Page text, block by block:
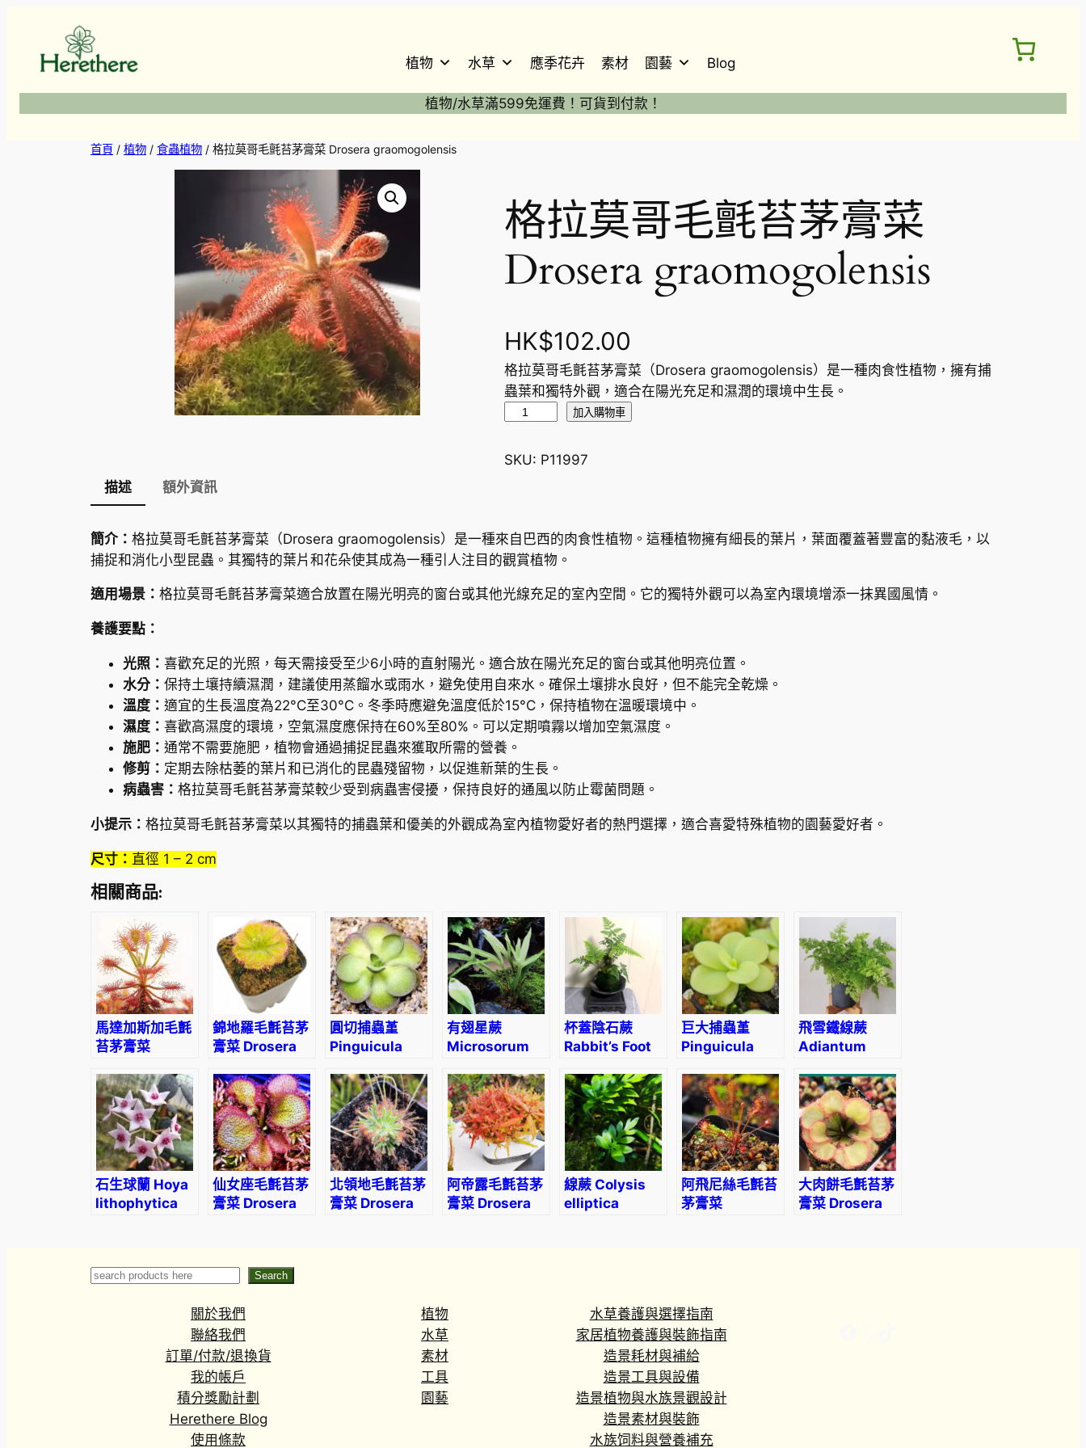
植物 水草 應季花卉 素材 園藝 Blog
植物/水草滿599免運費！可貨到付款！
首頁 / 植物 / 食蟲植物 / 格拉莫哥毛氈苔茅膏菜 Drosera graomogolensis
格拉莫哥毛氈苔茅膏菜
Drosera graomogolensis
HK$102.00
格拉莫哥毛氈苔茅膏菜（Drosera graomogolensis）是一種肉食性植物，擁有捕
蟲葉和獨特外觀，適合在陽光充足和濕潤的環境中生長。
莫
苔
茅
菜
o
s
e
r
a
g
r
o
o
l
e
n
s
s
量
加入購物車
SKU: P11997
描述
額外資訊
簡介： 格拉莫哥毛氈苔茅膏菜（Drosera graomogolensis）是一種來自巴西的肉食性植物。這種植物擁有細長的葉片，葉面覆蓋著豐富的黏液毛，以
捕捉和消化小型昆蟲。其獨特的葉片和花朵使其成為一種引人注目的觀賞植物。
適用場景： 格拉莫哥毛氈苔茅膏菜適合放置在陽光明亮的窗台或其他光線充足的室內空間。它的獨特外觀可以為室內環境增添一抹異國風情。
養護要點：
光照： 喜歡充足的光照，每天需接受至少6小時的直射陽光。適合放在陽光充足的窗台或其他明亮位置。
水分： 保持土壤持續濕潤，建議使用蒸餾水或雨水，避免使用自來水。確保土壤排水良好，但不能完全乾燥。
溫度： 適宜的生長溫度為22°C至30°C。冬季時應避免溫度低於15°C，保持植物在溫暖環境中。
濕度： 喜歡高濕度的環境，空氣濕度應保持在60%至80%。可以定期噴霧以增加空氣濕度。
施肥： 通常不需要施肥，植物會通過捕捉昆蟲來獲取所需的營養。
修剪： 定期去除枯萎的葉片和已消化的昆蟲殘留物，以促進新葉的生長。
病蟲害： 格拉莫哥毛氈苔茅膏菜較少受到病蟲害侵擾，保持良好的通風以防止霉菌問題。
小提示： 格拉莫哥毛氈苔茅膏菜以其獨特的捕蟲葉和優美的外觀成為室內植物愛好者的熱門選擇，適合喜愛特殊植物的園藝愛好者。
尺寸： 直徑 1 – 2 cm
相關商品:
馬達加斯加毛氈
苔茅膏菜
madagascariensis
錦地羅毛氈苔茅
膏菜 Drosera
圓切捕蟲堇
Pinguicula
有翅星蕨
Microsorum
(Blume)
Copel.
杯蓋陰石蕨
Rabbit’s Foot
griffithiana)
巨大捕蟲堇
Pinguicula
飛雪鐵線蕨
Adiantum
veneris L.
石生球蘭 Hoya
lithophytica
仙女座毛氈苔茅
膏菜 Drosera
北領地毛氈苔茅
膏菜 Drosera
阿帝露毛氈苔茅
膏菜 Drosera
線蕨 Colysis
elliptica
阿飛尼絲毛氈苔
茅膏菜
大肉餅毛氈苔茅
膏菜 Drosera
Search Search
關於我們
聯絡我們
訂單/付款/退換貨
我的帳戶
積分獎勵計劃
Herethere Blog
使用條款
植物
水草
素材
工具
園藝
水草養護與選擇指南
家居植物養護與裝飾指南
造景耗材與補給
造景工具與設備
造景植物與水族景觀設計
造景素材與裝飾
水族饲料與營養補充